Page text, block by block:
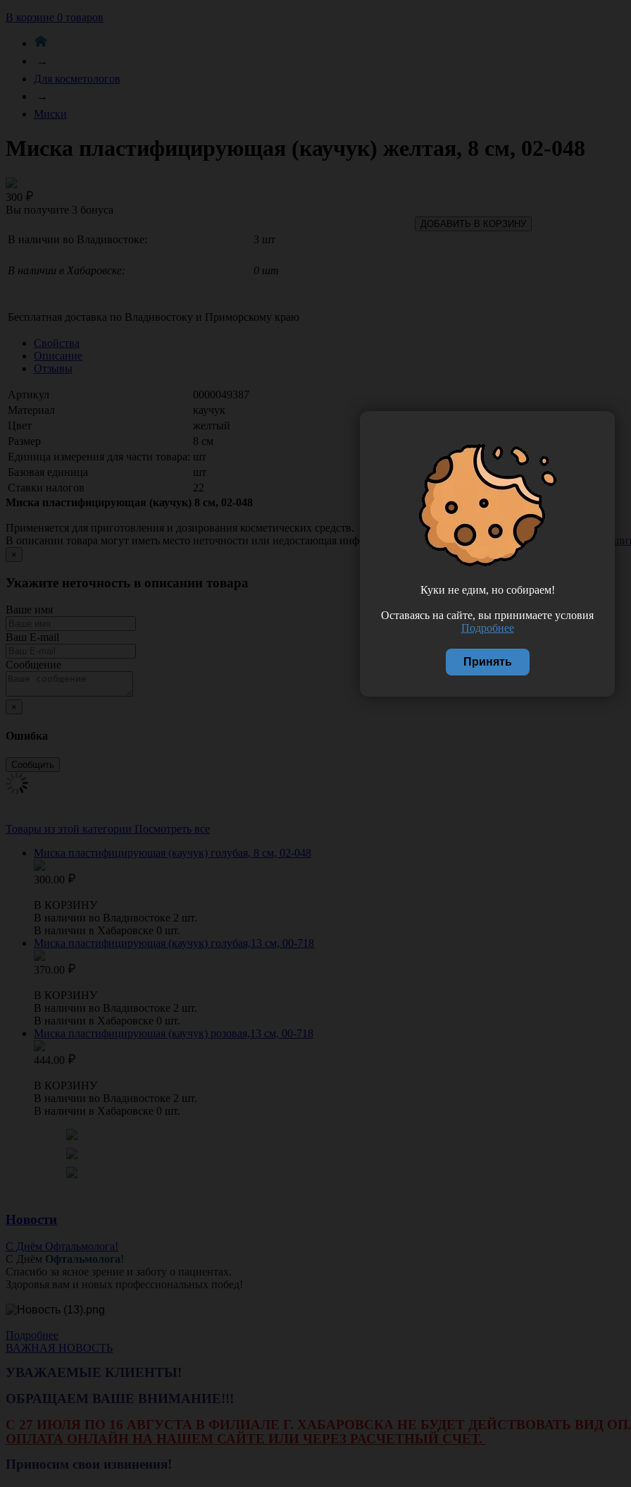
В корзине 0 товаров
→
Для косметологов
→
Миски
Миска пластифицирующая (каучук) желтая, 8 см, 02-048
300
Вы получите 3 бонуса
ДОБАВИТЬ В КОРЗИНУ
В наличии во Владивостоке: 3 шт
В наличии в Хабаровске: 0 шт
Бесплатная доставка по Владивостоку и Приморскому краю
Свойства
Описание
Отзывы
Артикул
0000049387
Материал
каучук
Цвет
желтый
Размер
8 см
Единица измерения для части товара: шт
Базовая единица
шт
Ставки налогов
22
Миска пластифицирующая (каучук) 8 см, 02-048
Применяется для приготовления и дозирования косметических средств.
В описании товара могут иметь место неточности или недостающая информация. Если вы заметили такую проблему —
×
Укажите неточность в описании товара
Ваше имя
Ваш E-mail
Сообщение
×
Ошибка
Товары из этой категории Посмотреть все
Миска пластифицирующая (каучук) голубая, 8 см, 02-048
300.00
В КОРЗИНУ
В наличии во Владивостоке 2 шт.
В наличии в Хабаровске 0 шт.
Миска пластифицирующая (каучук) голубая,13 см, 00-718
370.00
В КОРЗИНУ
В наличии во Владивостоке 2 шт.
В наличии в Хабаровске 0 шт.
Миска пластифицирующая (каучук) розовая,13 см, 00-718
444.00
В КОРЗИНУ
В наличии во Владивостоке 2 шт.
В наличии в Хабаровске 0 шт.
Новости
С Днём Офтальмолога!
С Днём Офтальмолога!
Спасибо за ясное зрение и заботу о пациентах.
Здоровья вам и новых профессиональных побед!
Подробнее
ВАЖНАЯ НОВОСТЬ
УВАЖАЕМЫЕ КЛИЕНТЫ!
ОБРАЩАЕМ ВАШЕ ВНИМАНИЕ!!!
С 27 ИЮЛЯ ПО 16 АВГУСТА В ФИЛИАЛЕ Г. ХАБАРОВСКА НЕ БУДЕТ ДЕЙСТВОВАТЬ ВИД
ОПЛАТА ОНЛАЙН НА НАШЕМ САЙТЕ ИЛИ ЧЕРЕЗ РАСЧЕТНЫЙ СЧЕТ.
Приносим свои извинения!
Куки не едим, но собираем!
Оставаясь на сайте, вы принимаете условия
Подробнее
Принять